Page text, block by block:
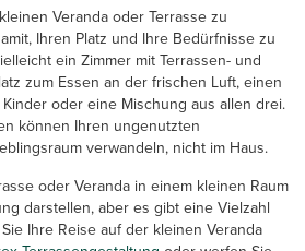
Veranda oder Terrasse zu
Ihren Platz und Ihre Bedürfnisse zu
ein Zimmer mit Terrassen- und
zum Essen an der frischen Luft, einen
oder eine Mischung aus allen drei.
können Ihren ungenutzten
verwandeln, nicht im Haus.
oder Veranda in einem kleinen Raum
darstellen, aber es gibt eine Vielzahl
Ihre Reise auf der kleinen Veranda